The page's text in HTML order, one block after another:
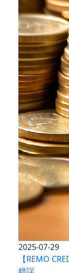
2025-07-29
【REMO